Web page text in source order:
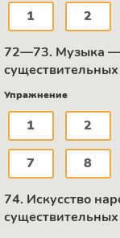
1 2
72—73. Музыка —
существительных
Упражнение
1 2
7 8
74. Искусство
существительных